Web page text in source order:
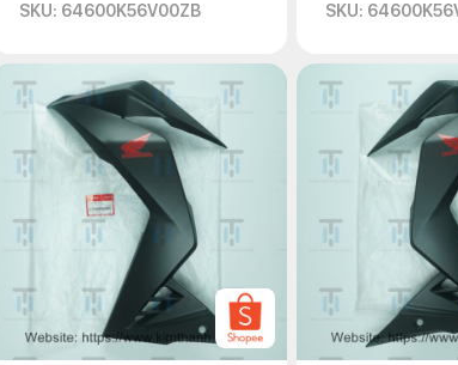
SKU: 64600K56V00ZB SKU: